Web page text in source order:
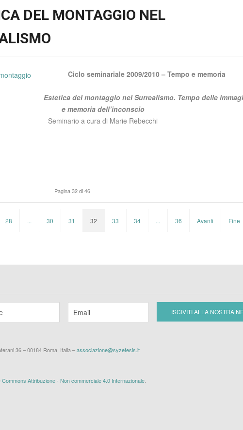
DEL MONTAGGIO NEL
Ciclo seminariale 2009/2010 – Tempo e memoria
Estetica del montaggio nel Surrealismo. Tempo delle
e memoria dell’inconscio
Seminario a cura di Marie Rebecchi
Pagina 32 di 46
28 ... 30 31 32 33 34 ... 36 Avanti Fine
36 – 00184 Roma, Italia –associazione@syzetesis.it
Commons Attribuzione - Non commerciale 4.0 Internazionale